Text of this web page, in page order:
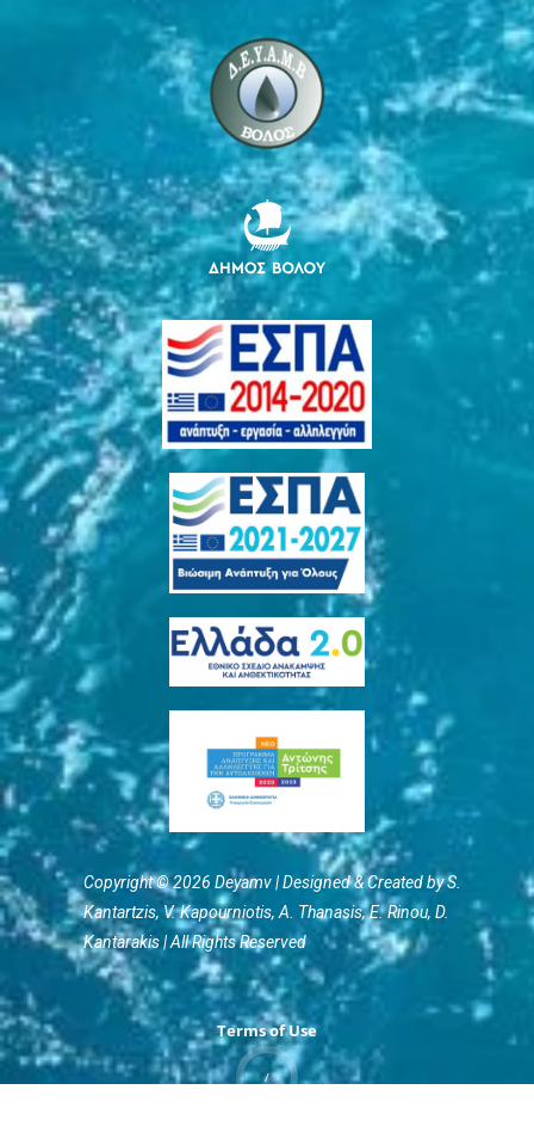
Copyright © 2026 Deyamv | Designed & Created by S.
Kantartzis, V. Kapourniotis, Α. Thanasis, E. Rinou, D.
Kantarakis | All Rights Reserved
Terms of Use
/